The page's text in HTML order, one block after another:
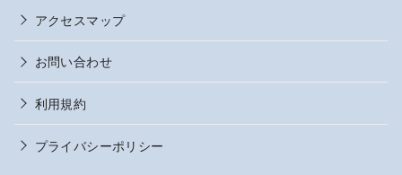
アクセスマップ
お問い合わせ
利用規約
プライバシーポリシー